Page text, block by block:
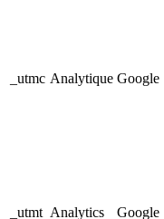
_utmc Analytique Google
_utmt Analytics Google